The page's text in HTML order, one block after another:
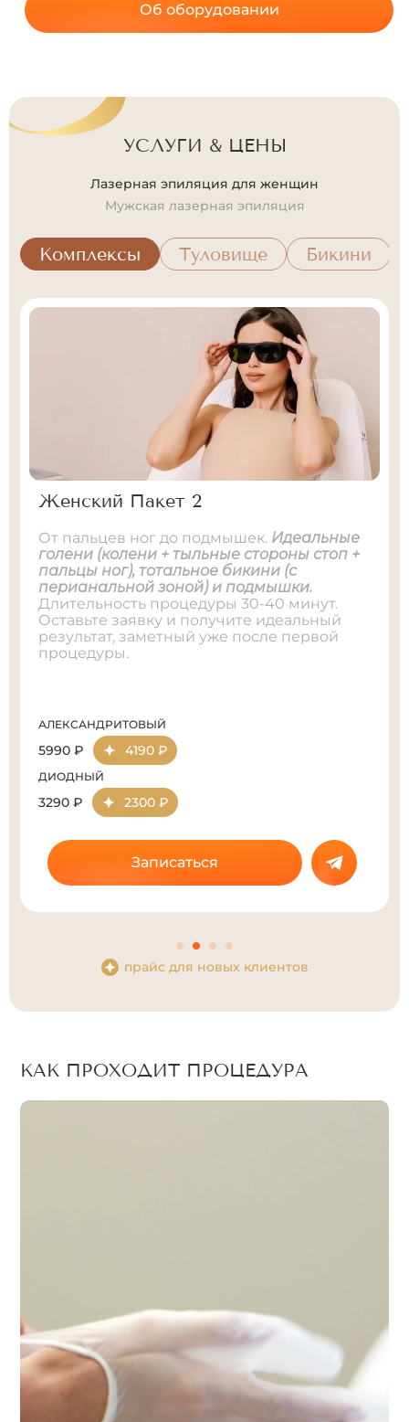
Об оборудовании
УСЛУГИ & ЦЕНЫ
Лазерная эпиляция для женщин
Мужская лазерная эпиляция
Комплексы Туловище Бикини
Женский Пакет 3
Пакет 3 — это ваше идеальное тело за 1
час! Включает в себя:бедра + голени +
колени + бикини тотальное с
перианальной зоной + дорожка +
подмышки + подбородок + верхняя губа.
Запишитесь на комплексную эпиляцию
прямо сейчас!
АЛЕКСАНДРИТОВЫЙ
10290 ₽ 7200 ₽
ДИОДНЫЙ
5490 ₽ 3850 ₽
Записаться
прайс для новых клиентов
КАК ПРОХОДИТ ПРОЦЕДУРА